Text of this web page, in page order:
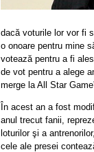
dacă voturile lor vor fi
o onoare pentru mine
votează pentru a fi
de vot pentru a alege
merge la All Star
În acest an a fost
anul trecut fanii,
loturilor şi a
cele ale presei